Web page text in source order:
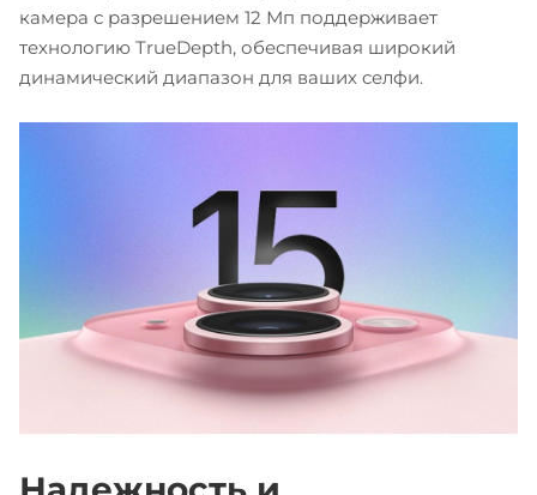
камера с разрешением 12 Мп поддерживает
технологию TrueDepth, обеспечивая широкий
динамический диапазон для ваших селфи.